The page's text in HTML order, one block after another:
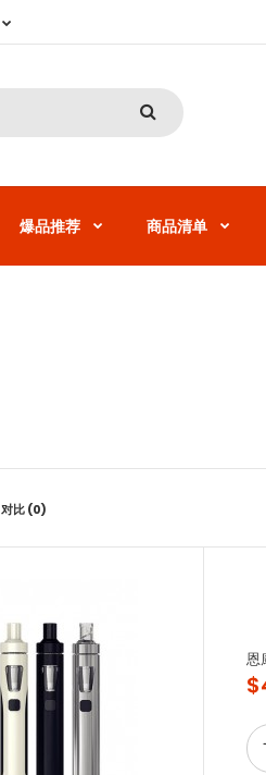
爆品推荐 商品清单
对比 (0)
恩